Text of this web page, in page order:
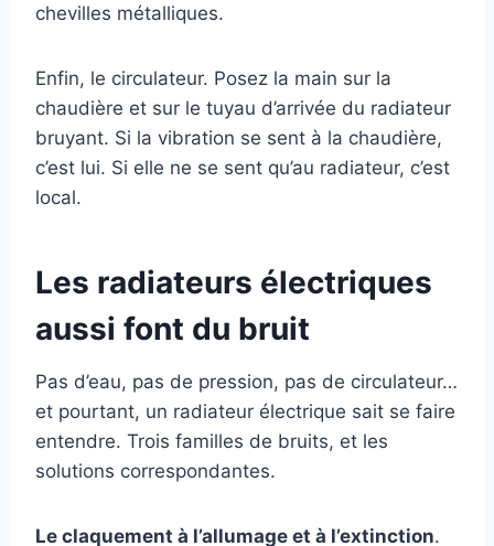
chevilles métalliques.
Enfin, le circulateur. Posez la main sur la
chaudière et sur le tuyau d’arrivée du radiateur
bruyant. Si la vibration se sent à la chaudière,
c’est lui. Si elle ne se sent qu’au radiateur, c’est
local.
Les radiateurs électriques
aussi font du bruit
Pas d’eau, pas de pression, pas de circulateur…
et pourtant, un radiateur électrique sait se faire
entendre. Trois familles de bruits, et les
solutions correspondantes.
Le claquement à l’allumage et à l’extinction.